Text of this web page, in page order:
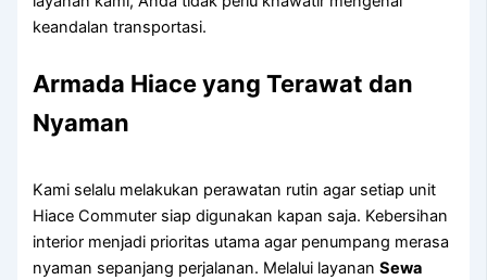
keandalan transportasi.
Armada Hiace yang Terawat dan
Nyaman
Kami selalu melakukan perawatan rutin agar setiap unit
Hiace Commuter siap digunakan kapan saja. Kebersihan
interior menjadi prioritas utama agar penumpang merasa
nyaman sepanjang perjalanan. Melalui layananSewa